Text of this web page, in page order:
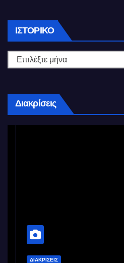
ΙΣΤΟΡΙΚΌ Ιστορικό
Διακρίσεις
ΔΙΑΚΡΊΣΕΙΣ